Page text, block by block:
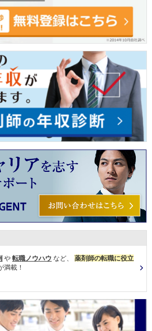
や 転職ノウハウ など、 薬剤師の転職に役立
満載！